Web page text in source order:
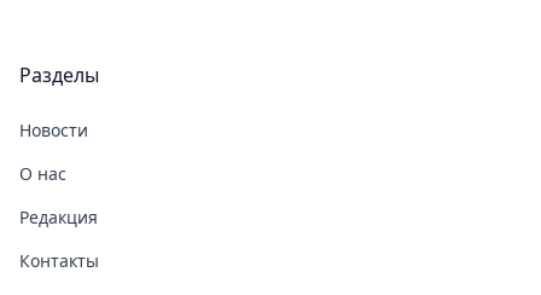
Разделы
Новости
О нас
Редакция
Контакты